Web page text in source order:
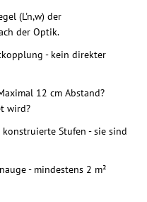
(L'n,w) der
der Optik.
- kein direkter
12 cm Abstand?
wird?
Stufen - sie sind
- mindestens 2 m²